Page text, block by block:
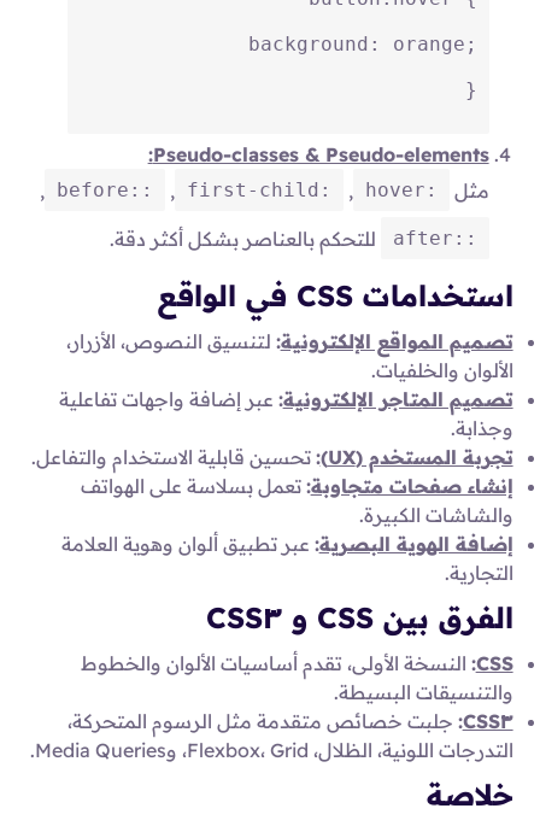
background : orange;
}
Pseudo-classes & Pseudo-elements:
مثل
:hover
,
:first-child
,
::before
,
::after للتحكم بالعناصر بشكل أكثر دقة.
استخدامات CSS في الواقع
تصميم المواقع الإلكترونية: لتنسيق النصوص، الأزرار،
الألوان والخلفيات.
تصميم المتاجر الإلكترونية: عبر إضافة واجهات تفاعلية
وجذابة.
تجربة المستخدم (UX)
: تحسين قابلية الاستخدام والتفاعل.
إنشاء صفحات متجاوبة: تعمل بسلاسة على الهواتف
والشاشات الكبيرة.
إضافة الهوية البصرية: عبر تطبيق ألوان وهوية العلامة
التجارية.
الفرق بين CSS و CSS٣
CSS
: النسخة الأولى، تقدم أساسيات الألوان والخطوط
والتنسيقات البسيطة.
CSS٣: جلبت خصائص متقدمة مثل الرسوم المتحركة،
التدرجات اللونية، الظلال، Flexbox، Grid، وMedia Queries.
خلاصة